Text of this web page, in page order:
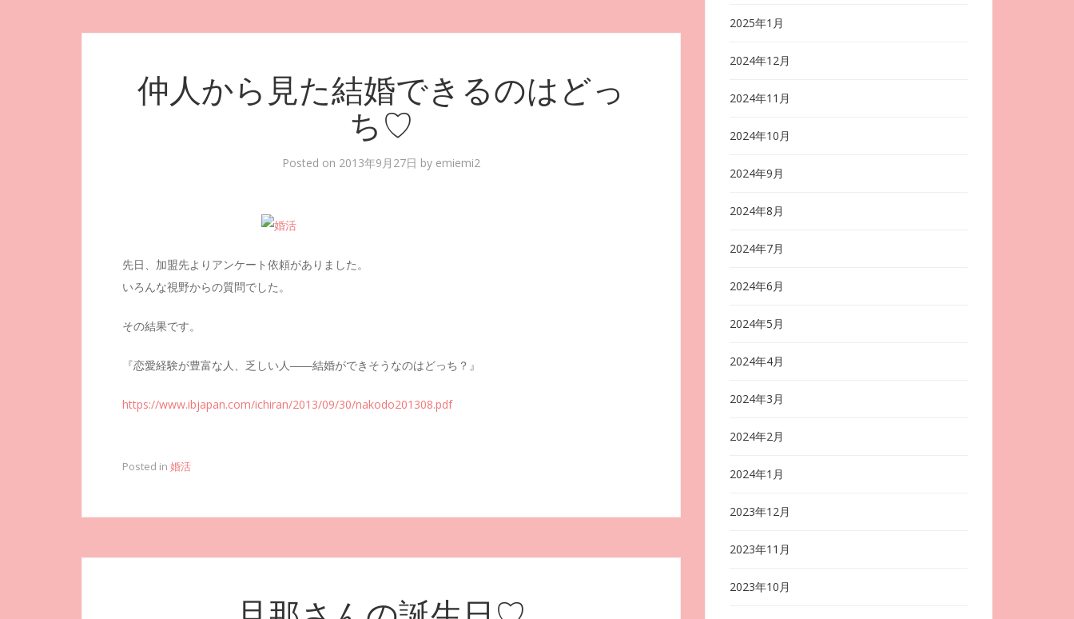
仲人から見た結婚できるのはどっ
ち♡
Posted on 2013年9月27日 by emiemi2
先日、加盟先よりアンケート依頼がありました。
いろんな視野からの質問でした。
その結果です。
『恋愛経験が豊富な人、乏しい人――結婚ができそうなのはどっち？』
https://www.ibjapan.com/ichiran/2013/09/30/nakodo201308.pdf
Posted in 婚活
2025年1月
2024年12月
2024年11月
2024年10月
2024年9月
2024年8月
2024年7月
2024年6月
2024年5月
2024年4月
2024年3月
2024年2月
2024年1月
2023年12月
2023年11月
2023年10月